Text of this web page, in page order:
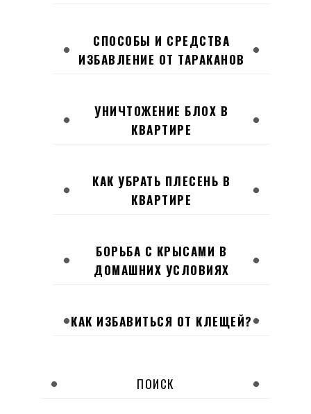
СПОСОБЫ И СРЕДСТВА
ИЗБАВЛЕНИЕ ОТ ТАРАКАНОВ
УНИЧТОЖЕНИЕ БЛОХ В
КВАРТИРЕ
КАК УБРАТЬ ПЛЕСЕНЬ В
КВАРТИРЕ
БОРЬБА С КРЫСАМИ В
ДОМАШНИХ УСЛОВИЯХ
КАК ИЗБАВИТЬСЯ ОТ КЛЕЩЕЙ?
ПОИСК